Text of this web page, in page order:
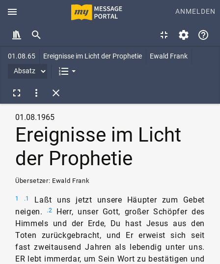
menu ANMELDEN
01.08.65 Ereignisse im Licht der Prophetie Ewald Frank
01.08.1965
Ereignisse im Licht
der Prophetie
Übersetzer: Ewald Frank
1 .1
Laßt uns jetzt unsere Häupter zum Gebet
neigen.
.2
Herr, unser Gott, großer Schöpfer des
Himmels und der Erde, Du hast Jesus aus den
Toten zurückgebracht, und Er erweist sich seit
fast zweitausend Jahren als lebendig unter uns.
ER lebt immerdar, um Sein Wort zu bestätigen und